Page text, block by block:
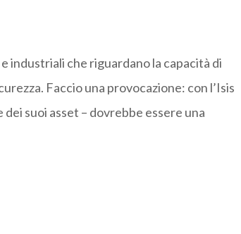
industriali che riguardano la capacità di
Faccio una provocazione: con l’Isis
suoi asset – dovrebbe essere una